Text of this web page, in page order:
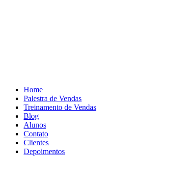
Home
Palestra de Vendas
Treinamento de Vendas
Blog
Alunos
Contato
Clientes
Depoimentos